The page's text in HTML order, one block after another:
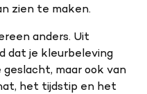
zien te maken.
anders. Uit
dat je kleurbeleving
maar ook van
het tijdstip en het